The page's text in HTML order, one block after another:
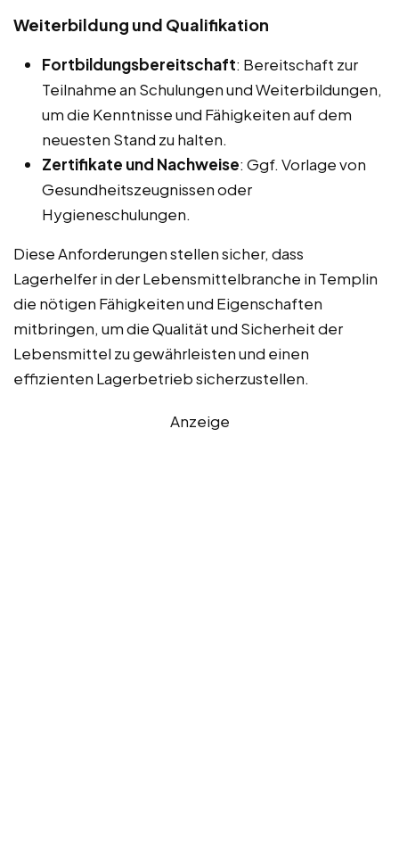
Weiterbildung und Qualifikation
Fortbildungsbereitschaft: Bereitschaft zur
Teilnahme an Schulungen und Weiterbildungen,
um die Kenntnisse und Fähigkeiten auf dem
neuesten Stand zu halten.
Zertifikate und Nachweise: Ggf. Vorlage von
Gesundheitszeugnissen oder
Hygieneschulungen.
Diese Anforderungen stellen sicher, dass
Lagerhelfer in der Lebensmittelbranche in Templin
die nötigen Fähigkeiten und Eigenschaften
mitbringen, um die Qualität und Sicherheit der
Lebensmittel zu gewährleisten und einen
effizienten Lagerbetrieb sicherzustellen.
Anzeige